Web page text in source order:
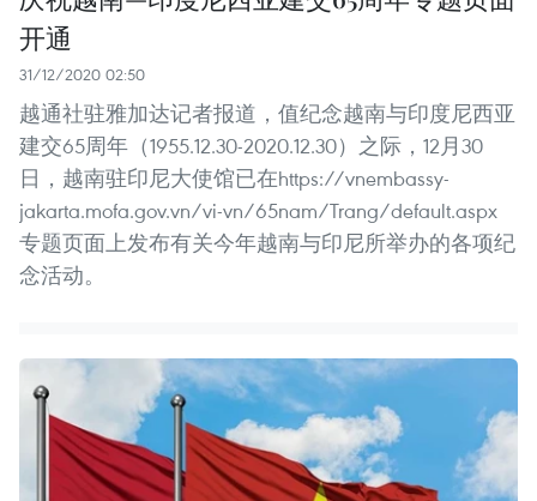
开通
31/12/2020 02:50
越通社驻雅加达记者报道，值纪念越南与印度尼西亚
建交65周年（1955.12.30-2020.12.30）之际，12月30
日，越南驻印尼大使馆已在https://vnembassy-
jakarta.mofa.gov.vn/vi-vn/65nam/Trang/default.aspx
专题页面上发布有关今年越南与印尼所举办的各项纪
念活动。